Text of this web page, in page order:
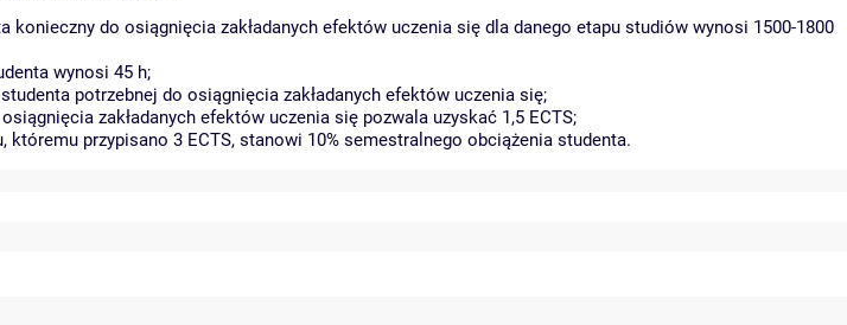
konieczny do osiągnięcia zakładanych efektów uczenia się dla danego etapu studiów wynosi 1500-1800
wynosi 45 h;
potrzebnej do osiągnięcia zakładanych efektów uczenia się;
zakładanych efektów uczenia się pozwala uzyskać 1,5 ECTS;
któremu przypisano 3 ECTS, stanowi 10% semestralnego obciążenia studenta.